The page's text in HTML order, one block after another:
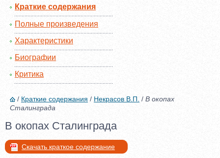
Краткие содержания
Полные произведения
Характеристики
Биографии
Критика
/ Краткие содержания / Некрасов В.П. / В окопах
Сталинграда
В окопах Сталинграда
Скачать краткое содержание